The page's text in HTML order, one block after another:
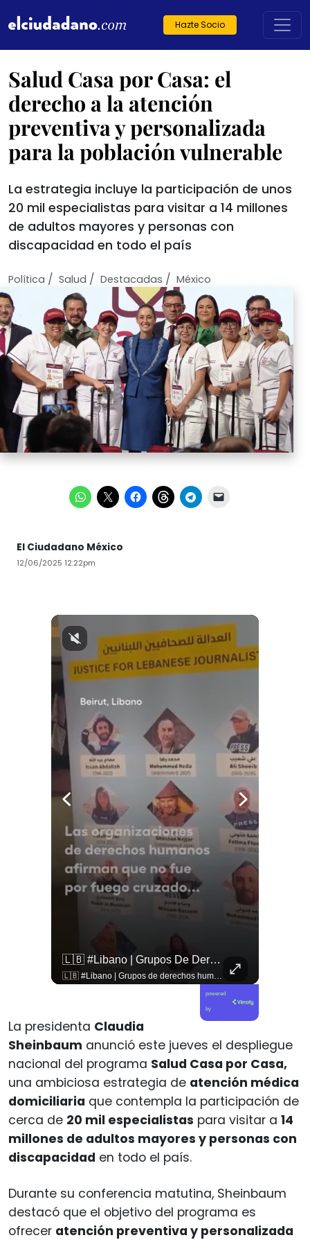
Hazte Socio
Salud Casa por Casa: el
derecho a la atención
preventiva y personalizada
para la población vulnerable
La estrategia incluye la participación de unos
20 mil especialistas para visitar a 14 millones
de adultos mayores y personas con
discapacidad en todo el país
Política / Salud / Destacadas / México
El Ciudadano México
12/06/2025 12:22pm
🇱🇧 #Libano | Grupos De Derechos Humanos Presentan Pruebas Sobre El Asesinato De La Periodista Libanesa Amal Khalil, Asesinada Por Israel.
🇱🇧 #Libano | Grupos de derechos humanos presentan pruebas sobre el asesinato de la periodista libanesa Amal Khalil, asesinada por Israel.
powered
by
La presidenta Claudia
Sheinbaum anunció este jueves el despliegue
nacional del programa Salud Casa por Casa,
una ambiciosa estrategia de atención médica
domiciliaria que contempla la participación de
cerca de 20 mil especialistas para visitar a 14
millones de adultos mayores y personas con
discapacidad en todo el país.
Durante su conferencia matutina, Sheinbaum
destacó que el objetivo del programa es
ofrecer atención preventiva y personalizada